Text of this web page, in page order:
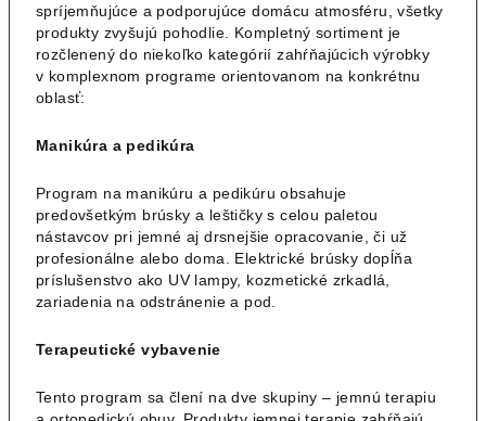
spríjemňujúce a podporujúce domácu atmosféru, všetky
produkty zvyšujú pohodlie. Kompletný sortiment je
rozčlenený do niekoľko kategórií zahŕňajúcich výrobky
v komplexnom programe orientovanom na konkrétnu
oblasť:
Manikúra a pedikúra
Program na manikúru a pedikúru obsahuje
predovšetkým brúsky a leštičky s celou paletou
nástavcov pri jemné aj drsnejšie opracovanie, či už
profesionálne alebo doma. Elektrické brúsky dopĺňa
príslušenstvo ako UV lampy, kozmetické zrkadlá,
zariadenia na odstránenie a pod.
Terapeutické vybavenie
Tento program sa člení na dve skupiny – jemnú terapiu